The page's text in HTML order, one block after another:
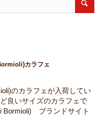
カラフェ
のカラフェが入荷してい
良いサイズのカラフェで
Bormioli) ブランドサイト